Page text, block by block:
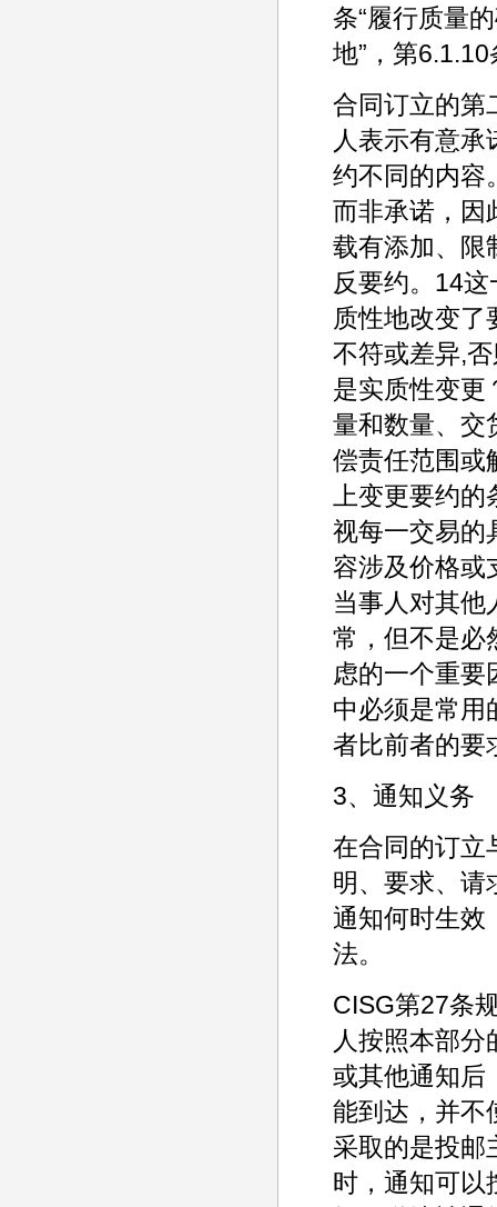
条“履行质量
地”，第6.1.10
合同订立的第
人表示有意
约不同的内容
而非承诺，因
载有添加、限
反要约。14
质性地改变了
不符或差异,
是实质性变更
量和数量、交
偿责任范围或
上变更要约
视每一交易的
容涉及价格或
当事人对其他
常，但不是必
虑的一个重要
中必须是常用
者比前者的要
3、通知义务
在合同的订立
明、要求、请
通知何时生效
法。
CISG第27条
人按照本部
或其他通知后
能到达，并不
采取的是投邮
时，通知可以